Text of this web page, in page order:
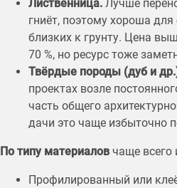
Лиственница. Лучше
гниёт, поэтому хороша
близких к грунту. Цена
70 %, но ресурс тоже
Твёрдые породы (дуб и
проектах возле
часть общего
дачи это чаще избыточно
По типу материалов чаще всего
Профилированный или